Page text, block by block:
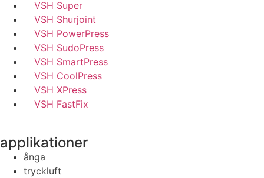
VSH Super
VSH Shurjoint
VSH PowerPress
VSH SudoPress
VSH SmartPress
VSH CoolPress
VSH XPress
VSH FastFix
applikationer
ånga
tryckluft